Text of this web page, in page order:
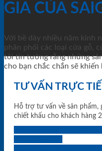
GIA CỦA
Với bề dày nhiều năm kinh
phân phối các loại cửa gỗ,
tôi tin tưởng rằng những
cho bạn chắc chắn sẽ
TƯ VẤN TRỰC
Hỗ trợ tư vấn về sản phẩm,
chiết khấu cho khách hàng